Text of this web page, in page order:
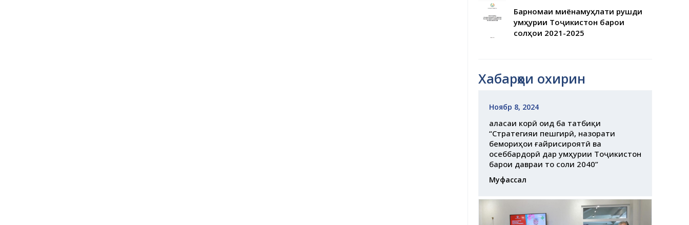
Барномаи миёнамуҳлати рушди
Ҷумҳурии Тоҷикистон барои
солҳои 2021-2025
Хабарҳои охирин
Ноябр 8, 2024
Ҷаласаи корӣ оид ба татбиқи
“Стратегияи пешгирӣ, назорати
бемориҳои ғайрисироятӣ ва
осеббардорӣ дар Ҷумҳурии Тоҷикистон
барои давраи то соли 2040”
Муфассал